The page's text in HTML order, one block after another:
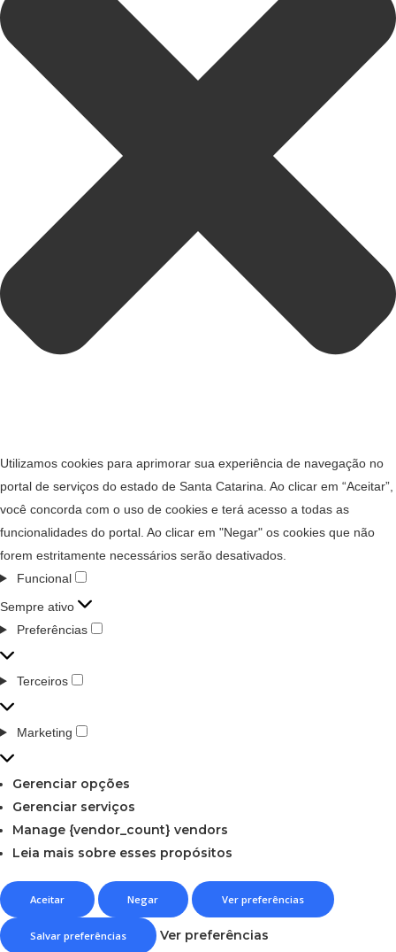
Utilizamos cookies para aprimorar sua experiência de navegação no
portal de serviços do estado de Santa Catarina. Ao clicar em “Aceitar”,
você concorda com o uso de cookies e terá acesso a todas as
funcionalidades do portal. Ao clicar em "Negar" os cookies que não
forem estritamente necessários serão desativados.
Funcional
Sempre ativo
Preferências
Terceiros
Marketing
Gerenciar opções
Gerenciar serviços
Manage {vendor_count} vendors
Leia mais sobre esses propósitos
Aceitar Negar Ver preferências
Salvar preferências Ver preferências